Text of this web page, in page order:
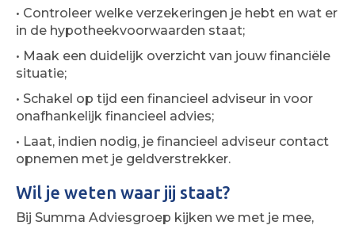
• Controleer welke verzekeringen je hebt en wat er
in de hypotheekvoorwaarden staat;
• Maak een duidelijk overzicht van jouw financiële
situatie;
• Schakel op tijd een financieel adviseur in voor
onafhankelijk financieel advies;
• Laat, indien nodig, je financieel adviseur contact
opnemen met je geldverstrekker.
Wil je weten waar jij staat?
Bij Summa Adviesgroep kijken we met je mee,